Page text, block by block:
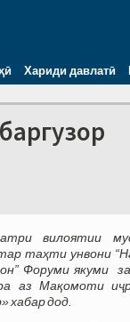
Хариди давлатӣ
вилоятии
таҳти унвони
Форуми якуми
аз Мақомоти
хабар дод.